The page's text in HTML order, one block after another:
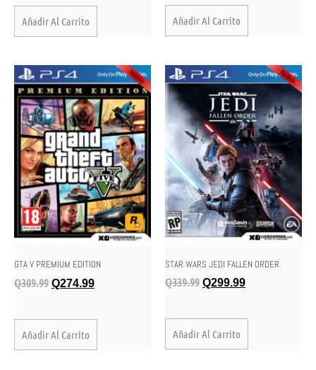
Añadir Al Carrito Añadir Al Carrito
GTA V PREMIUM EDITION
Q309.99 Q274.99
Añadir Al Carrito
STAR WARS JEDI FALLEN ORDER
Q339.99 Q299.99
Añadir Al Carrito